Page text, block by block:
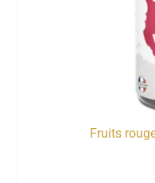
Fruits